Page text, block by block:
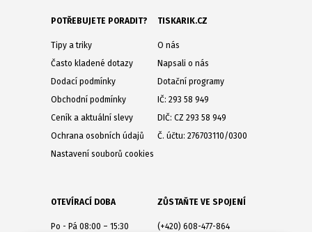
POTŘEBUJETE PORADIT?
Tipy a triky
Často kladené dotazy
Dodací podmínky
Obchodní podmínky
Ceník a aktuální slevy
Ochrana osobních údajů
Nastavení souborů cookies
TISKARIK.CZ
O nás
Napsali o nás
Dotační programy
IČ: 293 58 949
DIČ: CZ 293 58 949
Č. účtu: 276703110/0300
OTEVÍRACÍ DOBA
Po - Pá 08:00 – 15:30
ZŮSTAŇTE VE SPOJENÍ
(+420) 608-477-864